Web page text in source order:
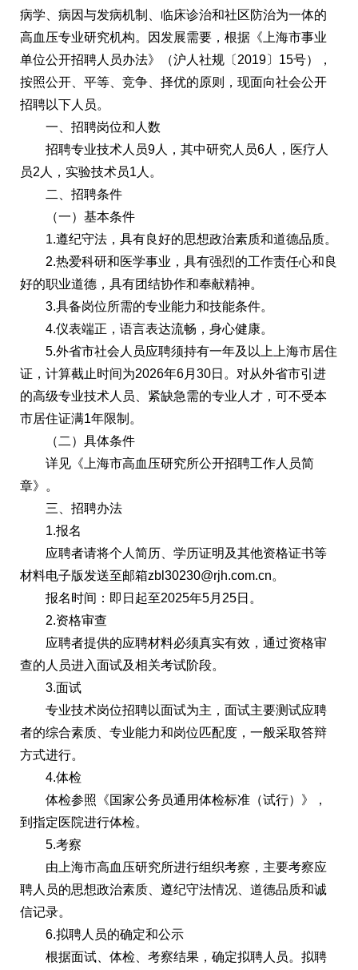
病学、病因与发病机制、临床诊治和社区防治为一体的
高血压专业研究机构。因发展需要，根据《上海市事业
单位公开招聘人员办法》（沪人社规〔2019〕15号），
按照公开、平等、竞争、择优的原则，现面向社会公开
招聘以下人员。
一、招聘岗位和人数
招聘专业技术人员9人，其中研究人员6人，医疗人
员2人，实验技术员1人。
二、招聘条件
（一）基本条件
1.遵纪守法，具有良好的思想政治素质和道德品质。
2.热爱科研和医学事业，具有强烈的工作责任心和良
好的职业道德，具有团结协作和奉献精神。
3.具备岗位所需的专业能力和技能条件。
4.仪表端正，语言表达流畅，身心健康。
5.外省市社会人员应聘须持有一年及以上上海市居住
证，计算截止时间为2026年6月30日。对从外省市引进
的高级专业技术人员、紧缺急需的专业人才，可不受本
市居住证满1年限制。
（二）具体条件
详见《上海市高血压研究所公开招聘工作人员简
章》。
三、招聘办法
1.报名
应聘者请将个人简历、学历证明及其他资格证书等
材料电子版发送至邮箱zbl30230@rjh.com.cn。
报名时间：即日起至2025年5月25日。
2.资格审查
应聘者提供的应聘材料必须真实有效，通过资格审
查的人员进入面试及相关考试阶段。
3.面试
专业技术岗位招聘以面试为主，面试主要测试应聘
者的综合素质、专业能力和岗位匹配度，一般采取答辩
方式进行。
4.体检
体检参照《国家公务员通用体检标准（试行）》，
到指定医院进行体检。
5.考察
由上海市高血压研究所进行组织考察，主要考察应
聘人员的思想政治素质、遵纪守法情况、道德品质和诚
信记录。
6.拟聘人员的确定和公示
根据面试、体检、考察结果，确定拟聘人员。拟聘